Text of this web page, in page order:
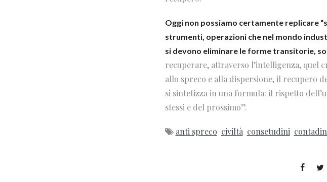
Oggi non possiamo certamente replicare
strumenti, operazioni che nel mondo
si devono eliminare le forme transitorie,
recuperare, attraverso l’intelligenza,
allo spreco e alla dispersione, il recupero
si sintetizza in una formula: il rispetto
stessi e del prossimo”.
anti spreco civiltà consetudini